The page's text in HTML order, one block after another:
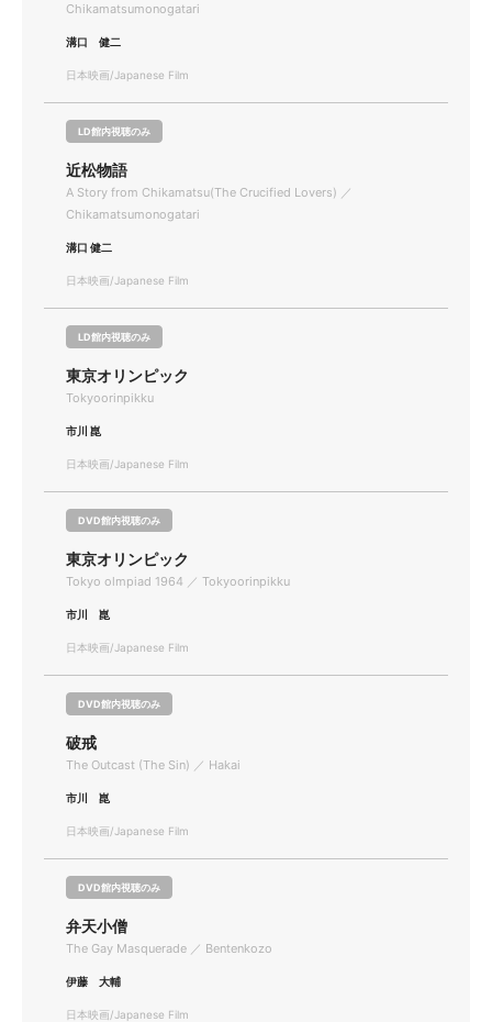
Chikamatsumonogatari
溝口 健二
日本映画/Japanese Film
LD館内視聴のみ
近松物語
A Story from Chikamatsu(The Crucified Lovers) ／
Chikamatsumonogatari
溝口 健二
日本映画/Japanese Film
LD館内視聴のみ
東京オリンピック
Tokyoorinpikku
市川 崑
日本映画/Japanese Film
DVD館内視聴のみ
東京オリンピック
Tokyo olmpiad 1964 ／ Tokyoorinpikku
市川 崑
日本映画/Japanese Film
DVD館内視聴のみ
破戒
The Outcast (The Sin) ／ Hakai
市川 崑
日本映画/Japanese Film
DVD館内視聴のみ
弁天小僧
The Gay Masquerade ／ Bentenkozo
伊藤 大輔
日本映画/Japanese Film